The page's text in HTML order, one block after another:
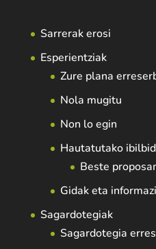
Sarrerak erosi
Esperientziak
Zure plana
Nola mugitu
Non lo egin
Hautatutako
Beste
Gidak eta
Sagardotegiak
Sagardotegia